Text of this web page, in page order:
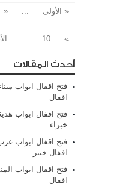
« الأولى ...
«
»
10
...
أحدث المقالات
اقفال
خبراء
اقفال خبير
اقفال